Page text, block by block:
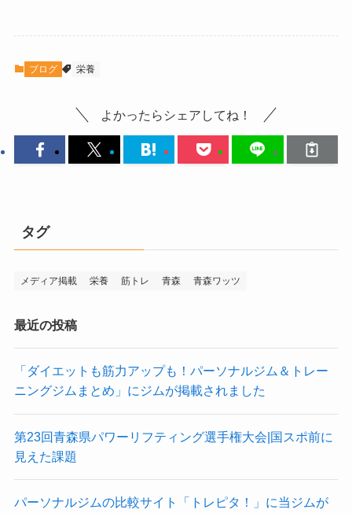
ブログ 栄養
よかったらシェアしてね！
タグ
メディア掲載 栄養 筋トレ 青森 青森ワッツ
最近の投稿
「ダイエットも筋力アップも！パーソナルジム＆トレー
ニングジムまとめ」にジムが掲載されました
第23回青森県パワーリフティング選手権大会|国スポ前に
見えた課題
パーソナルジムの比較サイト「トレピタ！」に当ジムが